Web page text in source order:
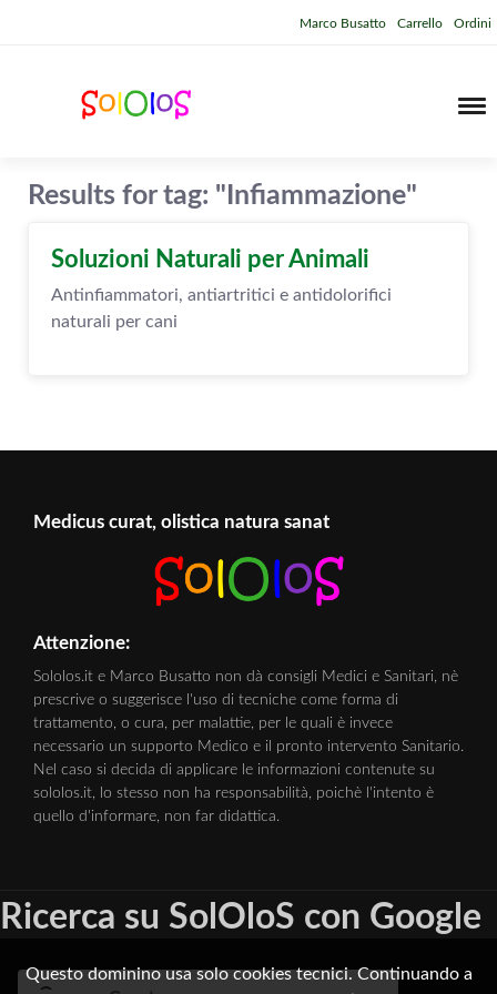
Marco Busatto Carrello Ordini
Results for tag: "Infiammazione"
Soluzioni Naturali per Animali
Antinfiammatori, antiartritici e antidolorifici
naturali per cani
Medicus curat, olistica natura sanat
Attenzione:
Sololos.it e Marco Busatto non dà consigli Medici e Sanitari, nè
prescrive o suggerisce l'uso di tecniche come forma di
trattamento, o cura, per malattie, per le quali è invece
necessario un supporto Medico e il pronto intervento Sanitario.
Nel caso si decida di applicare le informazioni contenute su
sololos.it, lo stesso non ha responsabilità, poichè l'intento è
quello d'informare, non far didattica.
Ricerca su SolOloS con Google
Questo dominino usa solo cookies tecnici. Continuando a